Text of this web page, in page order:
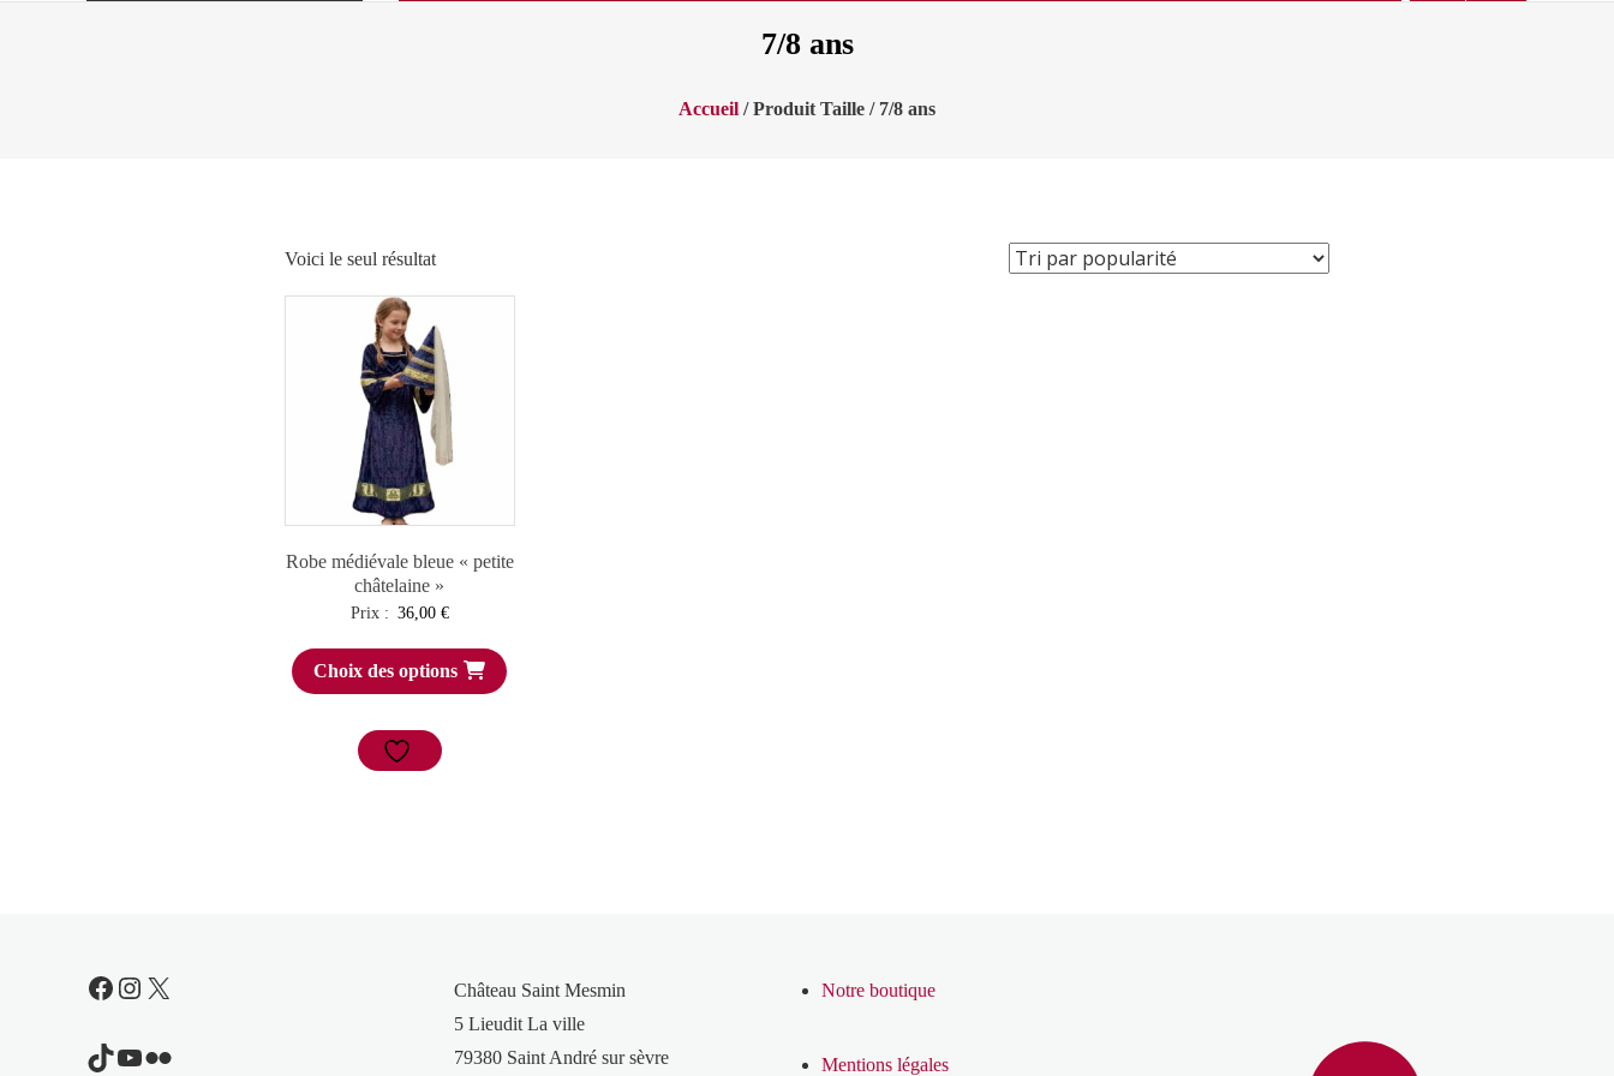
7/8 ans
Accueil / Produit Taille / 7/8 ans
Voici le seul résultat
Robe médiévale bleue « petite
châtelaine »
Prix : 36,00 €
Choix des options
Facebook
Instagram
X
TikTok
YouTube
Flickr
Château Saint Mesmin
5 Lieudit La ville
79380 Saint André sur sèvre
Notre boutique
Mentions légales